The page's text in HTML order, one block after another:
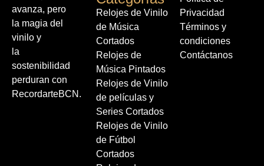
avanza, pero
la magia del
vinilo y
la
sostenibilidad
perduran con
RecordarteBCN.
Relojes de Vinilo
de Música
Cortados
Relojes de
Música Pintados
Relojes de Vinilo
de películas y
Series Cortados
Relojes de Vinilo
de Fútbol
Cortados
Privacidad
Términos y
condiciones
Contáctanos